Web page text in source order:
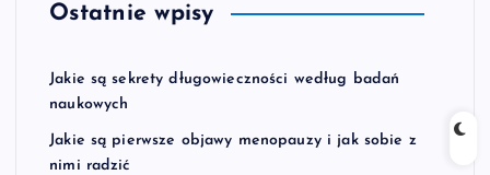
Ostatnie wpisy
Jakie są sekrety długowieczności według badań
naukowych
Jakie są pierwsze objawy menopauzy i jak sobie z
nimi radzić